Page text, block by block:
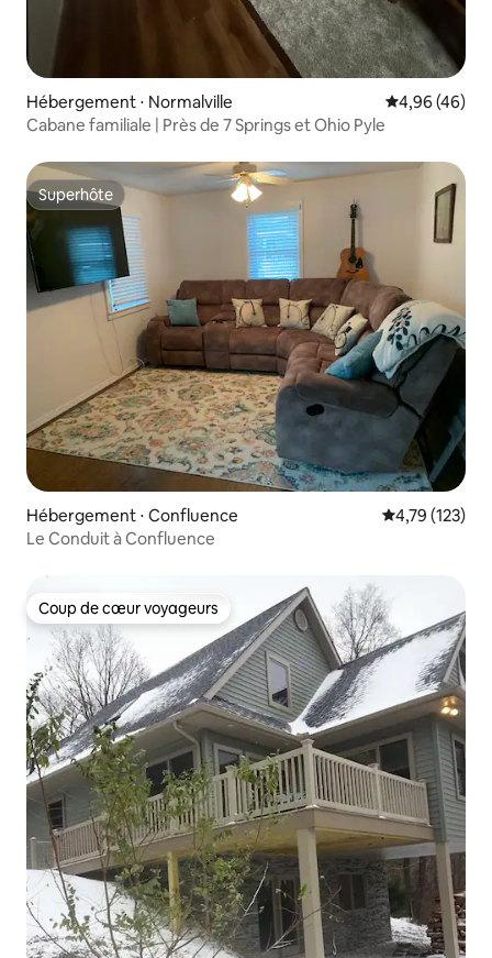
Hébergement ⋅ Normalville Évaluation
4,96 (46)
Cabane familiale | Près de 7 Springs et Ohio Pyle
Superhôte
Superhôte
Hébergement ⋅ Confluence Évaluation
4,79 (123)
Le Conduit à Confluence
Coup de cœur voyageurs
Coup de cœur voyageurs